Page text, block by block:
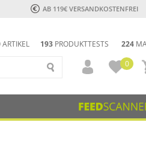
AB 119€ VERSANDKOSTENFREI
193 PRODUKTTESTS 224
ARTIKEL
0